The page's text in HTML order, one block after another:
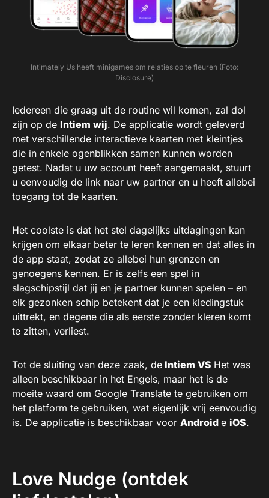
Intimately Us heeft minigames om relaties op te fleuren (Foto:
Disclosure)
Iedereen die graag uit de routine wil komen, zal dol
zijn op de Intiem wij. De applicatie wordt geleverd
met verschillende interactieve kaarten met kleintjes
die in enkele ogenblikken samen kunnen worden
getest. Nadat u uw account heeft aangemaakt, stuurt
u eenvoudig de link naar uw partner en u heeft allebei
toegang tot de kaarten.
Het coolste is dat het stel dagelijks uitdagingen kan
krijgen om elkaar beter te leren kennen en dat alles in
de app staat, zodat ze allebei hun grenzen en
genoegens kennen. Er is zelfs een spel in
slagschipstijl dat jij en je partner kunnen spelen – en
elk gezonken schip betekent dat je een kledingstuk
uittrekt, en degene die als eerste zonder kleren komt
te zitten, verliest.
Tot de sluiting van deze zaak, de Intiem VS Het was
alleen beschikbaar in het Engels, maar het is de
moeite waard om Google Translate te gebruiken om
het platform te gebruiken, wat eigenlijk vrij eenvoudig
is. De applicatie is beschikbaar voor Android e iOS.
Love Nudge (ontdek